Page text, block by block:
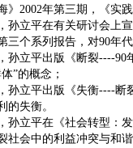
》2002年第三期，《实
立平在有关研讨会上宣
三个系列报告，对90年
立平出版《断裂----90
”的概念；
立平出版《失衡----断
的失衡。
立平在《社会转型：发
社会中的利益冲突与和